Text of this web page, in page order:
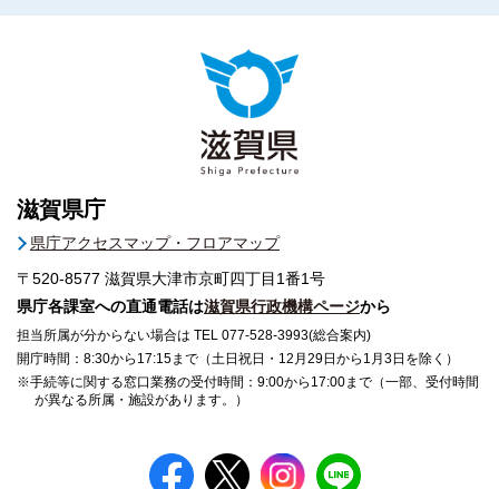
滋賀県庁
県庁アクセスマップ・フロアマップ
〒520-8577 滋賀県大津市京町四丁目1番1号
県庁各課室への直通電話は滋賀県行政機構ページから
担当所属が分からない場合は TEL 077-528-3993(総合案内)
開庁時間：8:30から17:15まで（土日祝日・12月29日から1月3日を除く）
※手続等に関する窓口業務の受付時間：9:00から17:00まで（一部、受付時間
が異なる所属・施設があります。）